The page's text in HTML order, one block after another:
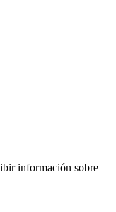
información sobre